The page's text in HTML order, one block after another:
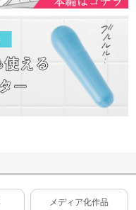
メディア化作品